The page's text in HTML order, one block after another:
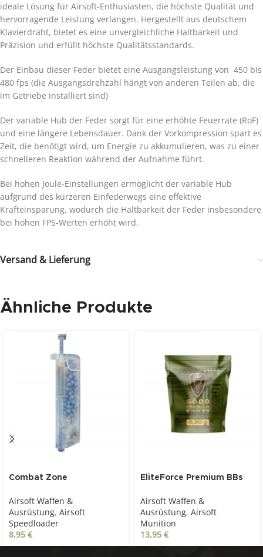
ideale Lösung für Airsoft-Enthusiasten, die höchste Qualität und
hervorragende Leistung verlangen. Hergestellt aus deutschem
Klavierdraht, bietet es eine unvergleichliche Haltbarkeit und
Präzision und erfüllt höchste Qualitätsstandards.
Der Einbau dieser Feder bietet eine Ausgangsleistung von 450 bis
480 fps (die Ausgangsdrehzahl hängt von anderen Teilen ab, die
im Getriebe installiert sind)
Der variable Hub der Feder sorgt für eine erhöhte Feuerrate (RoF)
und eine längere Lebensdauer. Dank der Vorkompression spart es
Zeit, die benötigt wird, um Energie zu akkumulieren, was zu einer
schnelleren Reaktion während der Aufnahme führt.
Bei hohen Joule-Einstellungen ermöglicht der variable Hub
aufgrund des kürzeren Einfederwegs eine effektive
Krafteinsparung, wodurch die Haltbarkeit der Feder insbesondere
bei hohen FPS-Werten erhöht wird.
Versand & Lieferung
Ähnliche Produkte
Combat Zone
Schuss 6 mm BB
Airsoft Waffen &
Ausrüstung, Airsoft
Speedloader
8,95 €
EliteForce Premium BBs
5.000 St., Zip-Beutel
Airsoft Waffen &
Ausrüstung, Airsoft
Munition
13,95 €